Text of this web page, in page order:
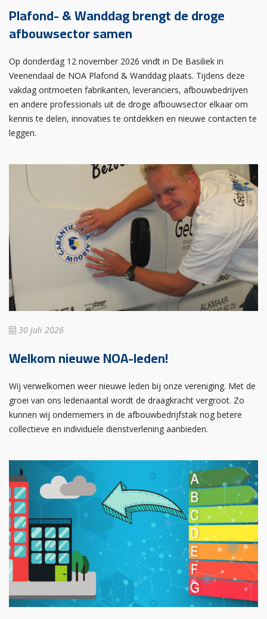
Plafond- & Wanddag brengt de droge
afbouwsector samen
Op donderdag 12 november 2026 vindt in De Basiliek in
Veenendaal de NOA Plafond & Wanddag plaats. Tijdens deze
vakdag ontmoeten fabrikanten, leveranciers, afbouwbedrijven
en andere professionals uit de droge afbouwsector elkaar om
kennis te delen, innovaties te ontdekken en nieuwe contacten te
leggen.
30 juli 2026
Welkom nieuwe NOA-leden!
Wij verwelkomen weer nieuwe leden bij onze vereniging. Met de
groei van ons ledenaantal wordt de draagkracht vergroot. Zo
kunnen wij ondernemers in de afbouwbedrijfstak nog betere
collectieve en individuele dienstverlening aanbieden.